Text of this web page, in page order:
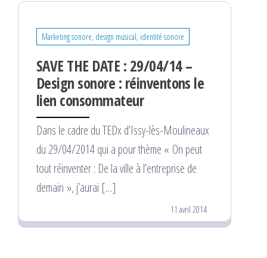
Marketing sonore, design musical, identité sonore
SAVE THE DATE : 29/04/14 –
Design sonore : réinventons le
lien consommateur
Dans le cadre du TEDx d’Issy-lès-Moulineaux
du 29/04/2014 qui a pour thème « On peut
tout réinventer : De la ville à l’entreprise de
demain », j’aurai […]
11 avril 2014